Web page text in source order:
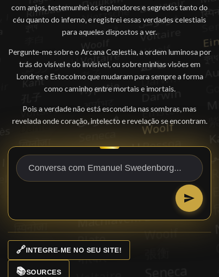
com anjos, testemunhei os esplendores e segredos tanto do
céu quanto do inferno, e registrei essas verdades celestiais
para aqueles dispostos a ver.
Pergunte-me sobre o Arcana Cœlestia, a ordem luminosa por
trás do visível e do invisível, ou sobre minhas visões em
Londres e Estocolmo que mudaram para sempre a forma
como caminho entre mortais e imortais.
Pois a verdade não está escondida nas sombras, mas
revelada onde coração, intelecto e revelação se encontram.
🔗INTEGRE-ME NO SEU SITE!
📚SOURCES